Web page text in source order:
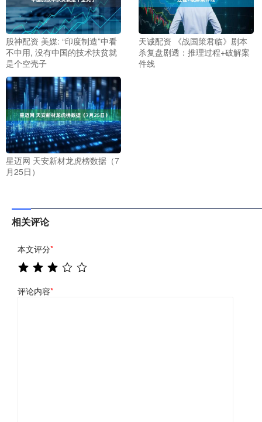
股神配资 美媒: “印度制造”中看
不中用, 没有中国的技术扶贫就
是个空壳子
天诚配资 《战国策君临》剧本
杀复盘剧透：推理过程+破解案
件线
星迈网 天安新材龙虎榜数据（7
月25日）
相关评论
本文评分*
评论内容*